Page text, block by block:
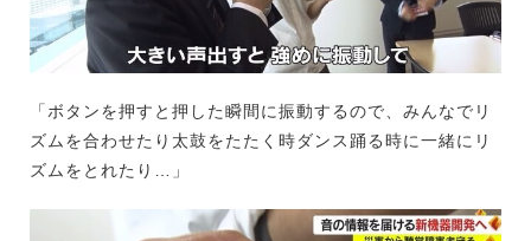
「ボタンを押すと押した瞬間に振動するので、みんなでリ
ズムを合わせたり太鼓をたたく時ダンス踊る時に一緒にリ
ズムをとれたり…」